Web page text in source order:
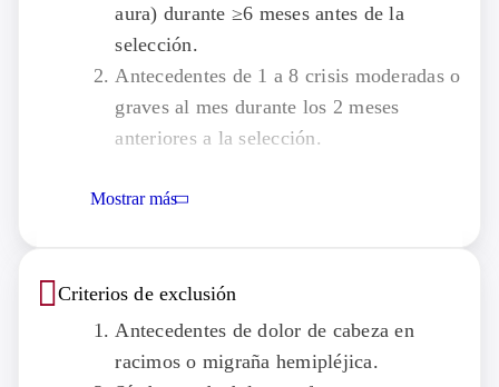
aura) durante ≥6 meses antes de la
selección.
Antecedentes de 1 a 8 crisis moderadas o
graves al mes durante los 2 meses
anteriores a la selección.
requieren tratamiento durante la fase de
profilácticos para la migraña si la dosis
ha sido estable durante al menos 12
semanas antes de la visita de selección.
Mostrar más
Criterios de exclusión
Antecedentes de dolor de cabeza en
racimos o migraña hemipléjica.